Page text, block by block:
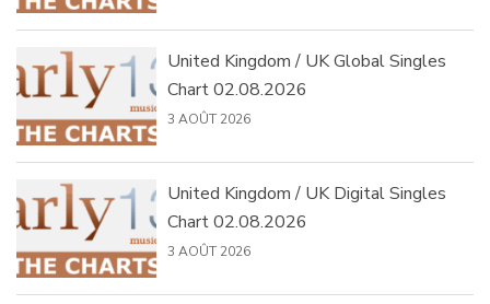
United Kingdom / UK Global Singles
Chart 02.08.2026
3 AOÛT 2026
United Kingdom / UK Digital Singles
Chart 02.08.2026
3 AOÛT 2026